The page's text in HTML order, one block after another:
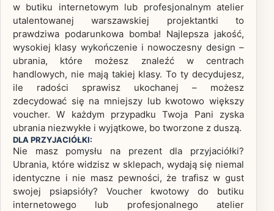
w butiku internetowym lub profesjonalnym atelier
utalentowanej warszawskiej projektantki to
prawdziwa podarunkowa bomba! Najlepsza jakość,
wysokiej klasy wykończenie i nowoczesny design –
ubrania, które możesz znaleźć w centrach
handlowych, nie mają takiej klasy. To ty decydujesz,
ile radości sprawisz ukochanej – możesz
zdecydować się na mniejszy lub kwotowo większy
voucher. W każdym przypadku Twoja Pani zyska
ubrania niezwykłe i wyjątkowe, bo tworzone z duszą.
DLA PRZYJACIÓŁKI:
Nie masz pomysłu na prezent dla przyjaciółki?
Ubrania, które widzisz w sklepach, wydają się niemal
identyczne i nie masz pewności, że trafisz w gust
swojej psiapsióły? Voucher kwotowy do butiku
internetowego lub profesjonalnego atelier